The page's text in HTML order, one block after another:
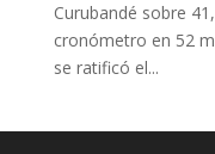
Curubandé sobre
cronómetro en 52
se ratificó el...